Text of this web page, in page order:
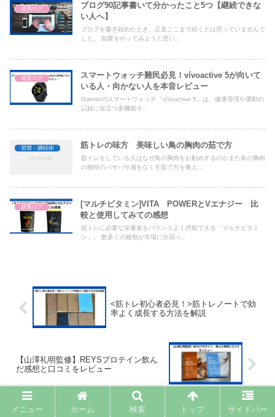
成長ログ
ブログ90記事書いて分かったこと5つ【継続できな
い人へ】
ブログを書き始めたとき、正直ここまで続くとは思っていませんで
した。 副業をやってみようと思い...
成長ログ
スマートウォッチ難民必見！vívoactive 5が向いて
いる人・向かない人を本音レビュー
Garminのスマートウォッチ「vívoactive 5」は、健康管理や運動の
記録に役立つ多機能モ...
習慣・継続術 筋トレの味方 美味しい鳥の胸肉の茹で方
筋トレをしている人はなぜ鳥の胸肉をお勧めするのかまた鳥の胸肉
の独特のパサパサ感をなくす茹で方を教え...
成長ログ
[マルチビタミン]VITA POWERとVエナジー 比
較と使用してみての感想
筋トレに必要な栄養素をバランスよく摂取できる「マルチビタミ
ン」。 数多くの種類が市場に出回っ...
<筋トレ初心者必見！>筋トレノートで効
率よく成長する方法を解説
【山澤礼明監修】REYSプロテイン飲ん
だ感想と口コミをレビュー
メニュー ホーム 検索 トップ サイドバー